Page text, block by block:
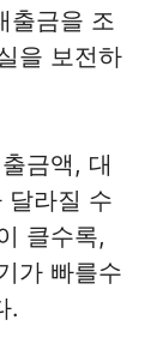
출금을 조
을 보전하
금액, 대
달라질 수
클수록,
가 빠를수
.